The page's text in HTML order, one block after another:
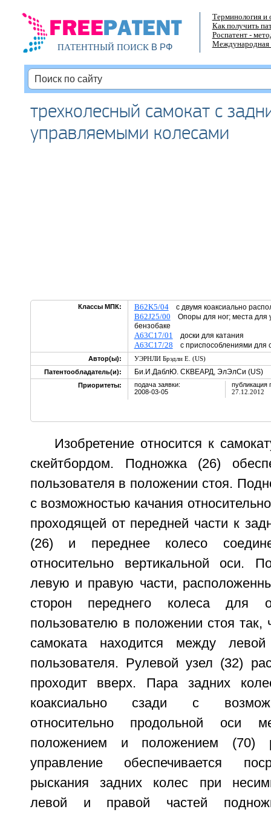
ПАТЕНТНЫЙ ПОИСКВ РФ
Терминология и
Как получить
Роспатент -
Международная
трехколесный самокат с
управляемыми колесами
Классы МПК: B62K5/04с двумя коаксиально
B62J25/00 Опоры для ног; места для
бензобаке
A63C17/01 доски для катания
A63C17/28 с приспособлениями
Автор(ы):
УЭРНЛИ Брэдли Е. (US)
Патентообладатель(и):
Би.И.ДаблЮ. СКВЕАРД, ЭлЭлСи (US)
Приоритеты:
подача заявки:
2008-03-05
публикация
27.12.2012
Изобретение относится к
скейтбордом. Подножка (26)
пользователя в положении стоя.
с возможностью качания
проходящей от передней части к
(26) и переднее колесо
относительно вертикальной оси.
левую и правую части,
сторон переднего колеса для
пользователю в положении стоя так,
самоката находится между
пользователя. Рулевой узел (32)
проходит вверх. Пара задних
коаксиально сзади с
относительно продольной оси
положением и положением (70)
управление обеспечивается
рыскания задних колес при
левой и правой частей